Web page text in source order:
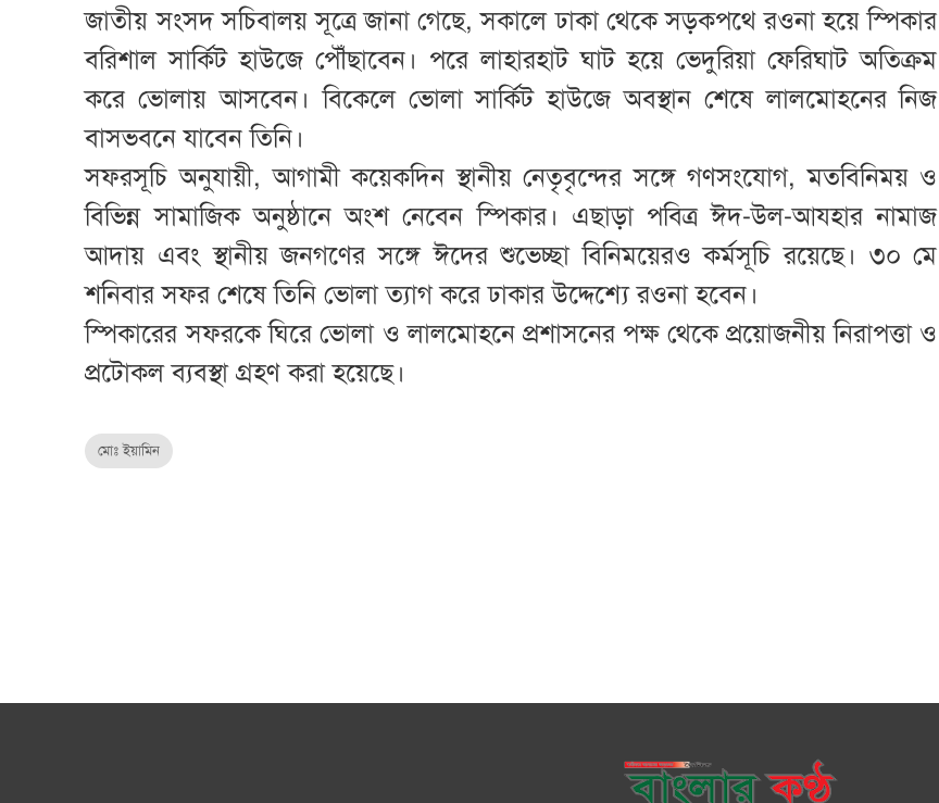
জাতীয় সংসদ সচিবালয় সূত্রে জানা গেছে, সকালে ঢাকা থেকে সড়কপথে রওনা হয়ে স্পিকার
বরিশাল সার্কিট হাউজে পৌঁছাবেন। পরে লাহারহাট ঘাট হয়ে ভেদুরিয়া ফেরিঘাট অতিক্রম
করে ভোলায় আসবেন। বিকেলে ভোলা সার্কিট হাউজে অবস্থান শেষে লালমোহনের নিজ
বাসভবনে যাবেন তিনি।
সফরসূচি অনুযায়ী, আগামী কয়েকদিন স্থানীয় নেতৃবৃন্দের সঙ্গে গণসংযোগ, মতবিনিময় ও
বিভিন্ন সামাজিক অনুষ্ঠানে অংশ নেবেন স্পিকার। এছাড়া পবিত্র ঈদ-উল-আযহার নামাজ
আদায় এবং স্থানীয় জনগণের সঙ্গে ঈদের শুভেচ্ছা বিনিময়েরও কর্মসূচি রয়েছে। ৩০ মে
শনিবার সফর শেষে তিনি ভোলা ত্যাগ করে ঢাকার উদ্দেশ্যে রওনা হবেন।
স্পিকারের সফরকে ঘিরে ভোলা ও লালমোহনে প্রশাসনের পক্ষ থেকে প্রয়োজনীয় নিরাপত্তা ও
প্রটোকল ব্যবস্থা গ্রহণ করা হয়েছে।
মোঃ ইয়ামিন